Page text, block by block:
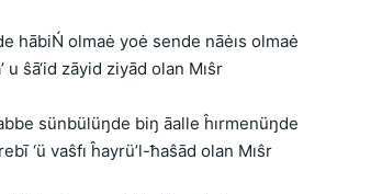
hābiŃ olmaė yoė sende nāėıs olmaė
u ŝā‘id zāyid ziyād olan Mıŝr
sünbülüŋde biŋ āalle ĥırmenüŋde
‘ü vaŝfı ĥayrü’l-ħaŝād olan Mıŝr